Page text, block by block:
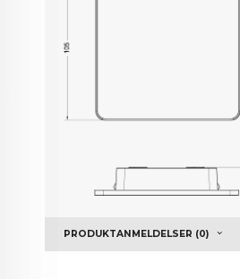
PRODUKTANMELDELSER (0)